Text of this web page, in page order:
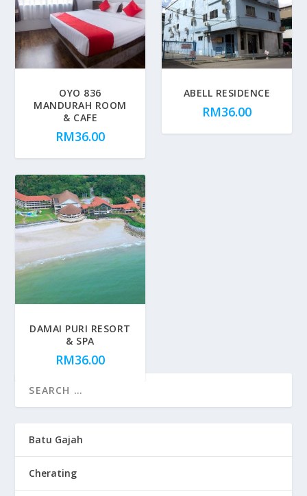
OYO 836
MANDURAH ROOM
& CAFE
RM36.00
ABELL RESIDENCE
RM36.00
DAMAI PURI RESORT
& SPA
RM36.00
Batu Gajah
Cherating